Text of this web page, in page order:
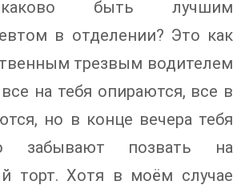
быть лучшим
в отделении? Это как
трезвым водителем
на тебя опираются, все в
но в конце вечера тебя
забывают позвать на
торт. Хотя в моём случае